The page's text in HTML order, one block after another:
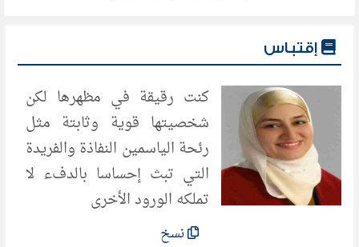
إقتباس
كنت رقيقة في مظهرها لكن
شخصيتها قوية وثابتة مثل
رئحة الياسمين النفاذة والفريدة
التي تبث إحساسا بالدفء لا
تملكه الورود الأخرى
نسخ